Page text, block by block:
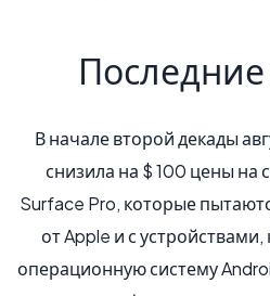
Последние
В начале второй декады
снизила на $ 100 цены
Surface Pro, которые
от Apple и с
операционную систему